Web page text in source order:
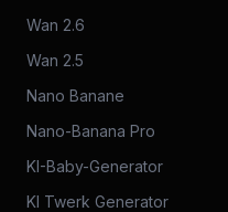
Wan 2.6
Wan 2.5
Nano Banane
Nano-Banana Pro
KI-Baby-Generator
KI Twerk Generator